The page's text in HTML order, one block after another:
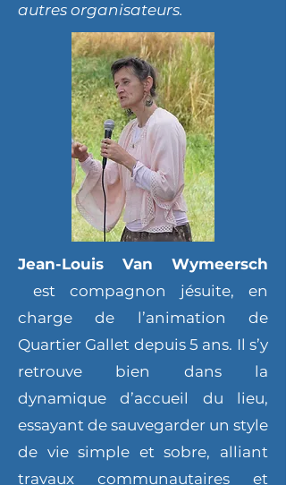
autres organisateurs.
Jean-Louis Van Wymeersch
est compagnon jésuite, en
charge de l’animation de
Quartier Gallet depuis 5 ans. Il s’y
retrouve bien dans la
dynamique d’accueil du lieu,
essayant de sauvegarder un style
de vie simple et sobre, alliant
travaux communautaires et